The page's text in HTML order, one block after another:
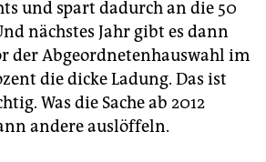
und spart dadurch an die 50
nächstes Jahr gibt es dann
der Abgeordnetenhauswahl im
die dicke Ladung. Das ist
Was die Sache ab 2012
andere auslöffeln.